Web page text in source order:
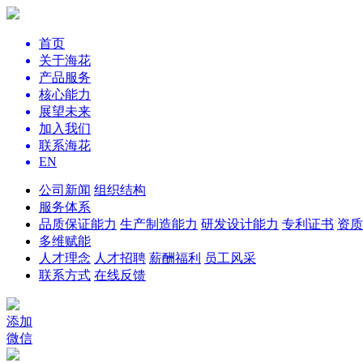
首页
关于海花
产品服务
核心能力
展望未来
加入我们
联系海花
EN
公司新闻 组织结构
服务体系
品质保证能力 生产制造能力 研发设计能力 专利证书 资
多维赋能
人才理念 人才招聘 薪酬福利
员工风采
联系方式 在线反馈
添加
微信